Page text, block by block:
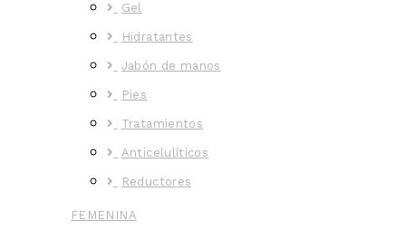
Gel
Hidratantes
Jabón de manos
Pies
Tratamientos
Anticelulíticos
Reductores
FEMENINA